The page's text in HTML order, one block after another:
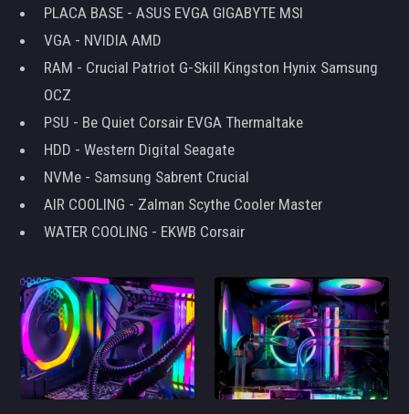
PLACA BASE - ASUS EVGA GIGABYTE MSI
VGA - NVIDIA AMD
RAM - Crucial Patriot G-Skill Kingston Hynix Samsung
OCZ
PSU - Be Quiet Corsair EVGA Thermaltake
HDD - Western Digital Seagate
NVMe - Samsung Sabrent Crucial
AIR COOLING - Zalman Scythe Cooler Master
WATER COOLING - EKWB Corsair